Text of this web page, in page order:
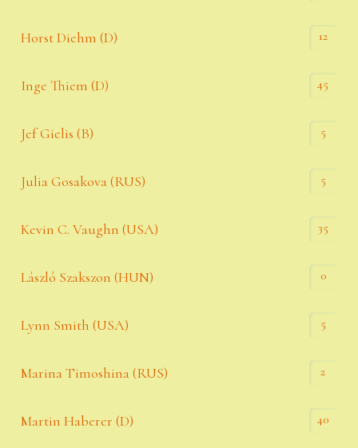
Horst Diehm (D) 12
Inge Thiem (D) 45
Jef Gielis (B) 5
Julia Gosakova (RUS) 5
Kevin C. Vaughn (USA) 35
László Szakszon (HUN) 0
Lynn Smith (USA) 5
Marina Timoshina (RUS) 2
Martin Haberer (D) 40